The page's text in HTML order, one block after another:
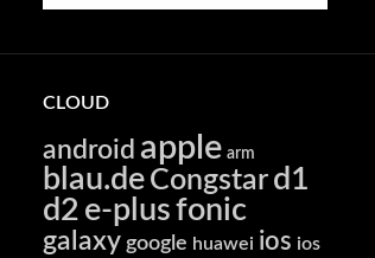
CLOUD
android apple arm
blau.de Congstar d1
d2 e-plusfonic
galaxy google huawei ios ios